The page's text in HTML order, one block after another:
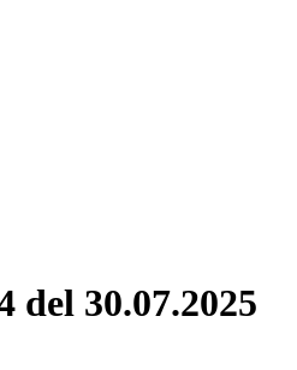
del 30.07.2025